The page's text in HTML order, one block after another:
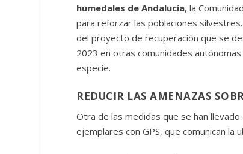
humedales de Andalucía, la
para reforzar las poblaciones
del proyecto de recuperación que se
2023 en otras comunidades
especie.
REDUCIR LAS AMENAZAS
Otra de las medidas que se han
ejemplares con GPS, que comunican la